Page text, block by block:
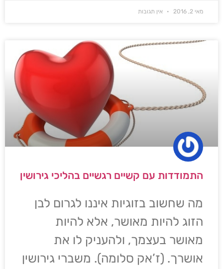
מאי 2, 2016 אין תגובות
התמודדות עם קשיים רגשיים בהליכי גירושין
מה שחשוב בזוגיות איננו לגרום לבן
הזוג להיות מאושר, אלא להיות
מאושר בעצמך, ולהעניק לו את
אושרך. (ז’אק סלומה). משברי גירושין